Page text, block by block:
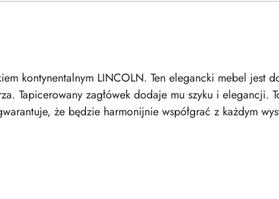
kontynentalnym LINCOLN. Ten elegancki mebel jest
Tapicerowany zagłówek dodaje mu szyku i elegancji.
że będzie harmonijnie współgrać z każdym